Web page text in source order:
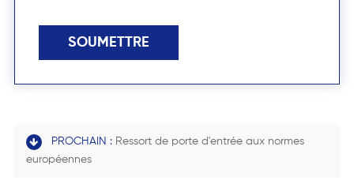
SOUMETTRE
PROCHAIN : Ressort de porte d'entrée aux normes
européennes